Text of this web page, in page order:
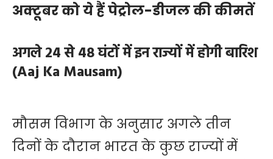
अक्टूबर को ये हैं पेट्रोल-डीजल की कीमतें
अगले 24 से 48 घंटों में इन राज्यों में होगी बारिश
(Aaj Ka Mausam)
मौसम विभाग के अनुसार अगले तीन
दिनों के दौरान भारत के कुछ राज्यों में